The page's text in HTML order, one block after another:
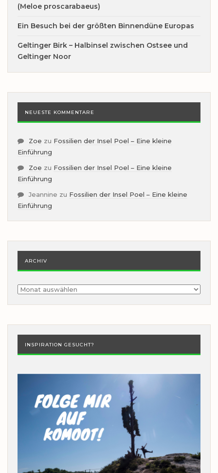
(Meloe proscarabaeus)
Ein Besuch bei der größten Binnendüne Europas
Geltinger Birk – Halbinsel zwischen Ostsee und
Geltinger Noor
NEUESTE KOMMENTARE
Zoe zu Fossilien der Insel Poel – Eine kleine
Einführung
Zoe zu Fossilien der Insel Poel – Eine kleine
Einführung
Jeannine zu Fossilien der Insel Poel – Eine kleine
Einführung
ARCHIV
Archiv
INSPIRATION GESUCHT?